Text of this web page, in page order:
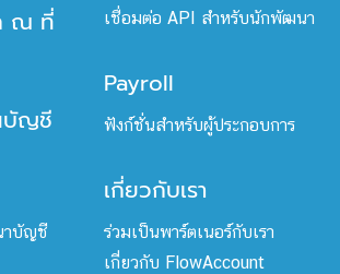
ณ ที่
บัญชี
เชื่อมต่อ API สำหรับนักพัฒนา
Payroll
ฟังก์ชั่นสำหรับผู้ประกอบการ
าบัญชี
เกี่ยวกับเรา
ร่วมเป็นพาร์ตเนอร์กับเรา
เกี่ยวกับ FlowAccount